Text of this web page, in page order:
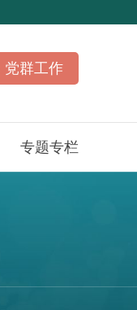
党群工作
专题专栏